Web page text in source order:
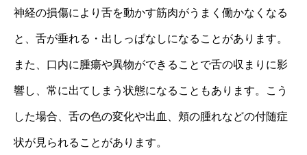
神経の損傷により舌を動かす筋肉がうまく働かなくなる
と、舌が垂れる・出しっぱなしになることがあります。
また、口内に腫瘍や異物ができることで舌の収まりに影
響し、常に出てしまう状態になることもあります。こう
した場合、舌の色の変化や出血、頬の腫れなどの付随症
状が見られることがあります。